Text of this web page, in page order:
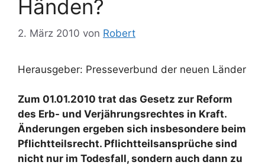
Händen?
2. März 2010 von Robert
Herausgeber: Presseverbund der neuen Länder
Zum 01.01.2010 trat das Gesetz zur Reform
des Erb- und Verjährungsrechtes in Kraft.
Änderungen ergeben sich insbesondere beim
Pflichtteilsrecht. Pflichtteilsansprüche sind
nicht nur im Todesfall, sondern auch dann zu